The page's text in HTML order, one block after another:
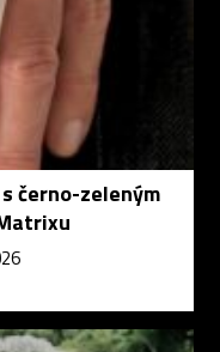
černo-zeleným